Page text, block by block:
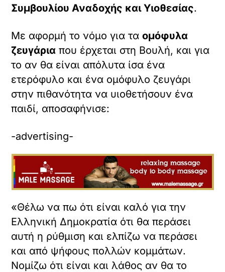
Συμβουλίου Αναδοχής και Υιοθεσίας.
Με αφορμή το νόμο για ταομόφυλα
ζευγάρια που έρχεται στη Βουλή, και για
το αν θα είναι απόλυτα ίσα ένα
ετερόφυλο και ένα ομόφυλο ζευγάρι
στην πιθανότητα να υιοθετήσουν ένα
παιδί, αποσαφήνισε:
-advertising-
«Θέλω να πω ότι είναι καλό για την
Ελληνική Δημοκρατία ότι θα περάσει
αυτή η ρύθμιση και ελπίζω να περάσει
και από ψήφους πολλών κομμάτων.
Νομίζω ότι είναι και λάθος αν θα το